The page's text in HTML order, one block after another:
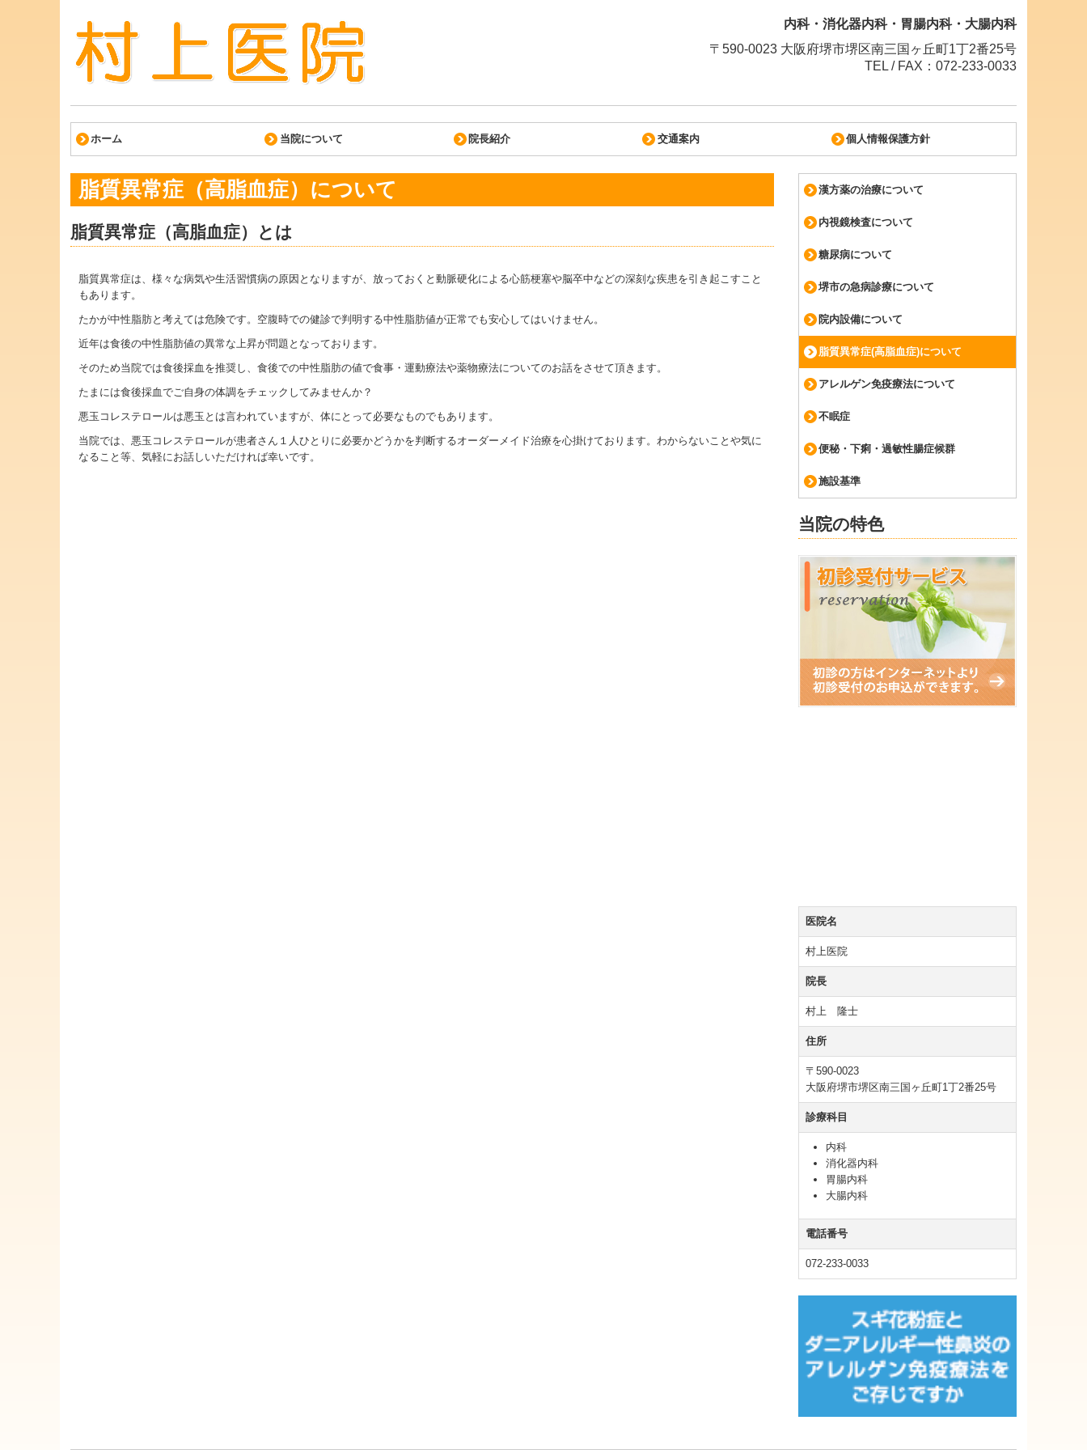
内科・消化器内科・胃腸内科・大腸内科
〒590-0023 大阪府堺市堺区南三国ヶ丘町1丁2番25号
TEL / FAX：072-233-0033
ホーム 当院について 院長紹介 交通案内 個人情報保護方針
脂質異常症（高脂血症）について
脂質異常症（高脂血症）とは
脂質異常症は、様々な病気や生活習慣病の原因となりますが、放っておくと動脈硬化による心筋梗塞や脳卒中などの深刻な疾患を引き起こすこと
もあります。
たかが中性脂肪と考えては危険です。空腹時での健診で判明する中性脂肪値が正常でも安心してはいけません。
近年は食後の中性脂肪値の異常な上昇が問題となっております。
そのため当院では食後採血を推奨し、食後での中性脂肪の値で食事・運動療法や薬物療法についてのお話をさせて頂きます。
たまには食後採血でご自身の体調をチェックしてみませんか？
悪玉コレステロールは悪玉とは言われていますが、体にとって必要なものでもあります。
当院では、悪玉コレステロールが患者さん１人ひとりに必要かどうかを判断するオーダーメイド治療を心掛けております。わからないことや気に
なること等、気軽にお話しいただければ幸いです。
漢方薬の治療について
内視鏡検査について
糖尿病について
堺市の急病診療について
院内設備について
脂質異常症(高脂血症)について
アレルゲン免疫療法について
不眠症
便秘・下痢・過敏性腸症候群
施設基準
当院の特色
医院名
村上医院
院長
村上 隆士
住所
〒590-0023
大阪府堺市堺区南三国ヶ丘町1丁2番25号
診療科目
内科
消化器内科
胃腸内科
大腸内科
電話番号
072-233-0033